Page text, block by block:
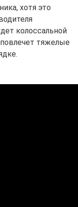
хотя это
колоссальной
тяжелые